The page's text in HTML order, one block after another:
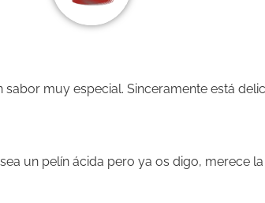
muy especial. Sinceramente está
un pelín ácida pero ya os digo, merece